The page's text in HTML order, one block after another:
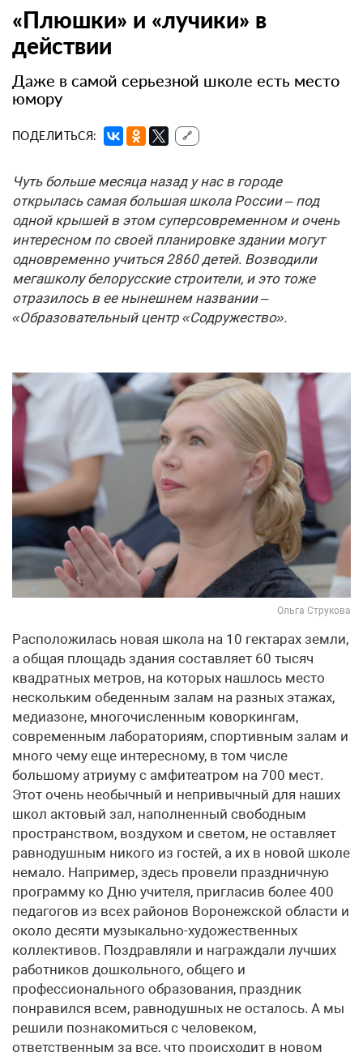
«Плюшки» и «лучики» в
действии
Даже в самой серьезной школе есть место
юмору
ПОДЕЛИТЬСЯ: 🔗
Чуть больше месяца назад у нас в городе
открылась самая большая школа России – под
одной крышей в этом суперсовременном и очень
интересном по своей планировке здании могут
одновременно учиться 2860 детей. Возводили
мегашколу белорусские строители, и это тоже
отразилось в ее нынешнем названии –
«Образовательный центр «Содружество».
Ольга Струкова
Расположилась новая школа на 10 гектарах земли,
а общая площадь здания составляет 60 тысяч
квадратных метров, на которых нашлось место
нескольким обеденным залам на разных этажах,
медиазоне, многочисленным коворкингам,
современным лабораториям, спортивным залам и
много чему еще интересному, в том числе
большому атриуму с амфитеатром на 700 мест.
Этот очень необычный и непривычный для наших
школ актовый зал, наполненный свободным
пространством, воздухом и светом, не оставляет
равнодушным никого из гостей, а их в новой школе
немало. Например, здесь провели праздничную
программу ко Дню учителя, пригласив более 400
педагогов из всех районов Воронежской области и
около десяти музыкально-художественных
коллективов. Поздравляли и награждали лучших
работников дошкольного, общего и
профессионального образования, праздник
понравился всем, равнодушных не осталось. А мы
решили познакомиться с человеком,
ответственным за все, что происходит в новом